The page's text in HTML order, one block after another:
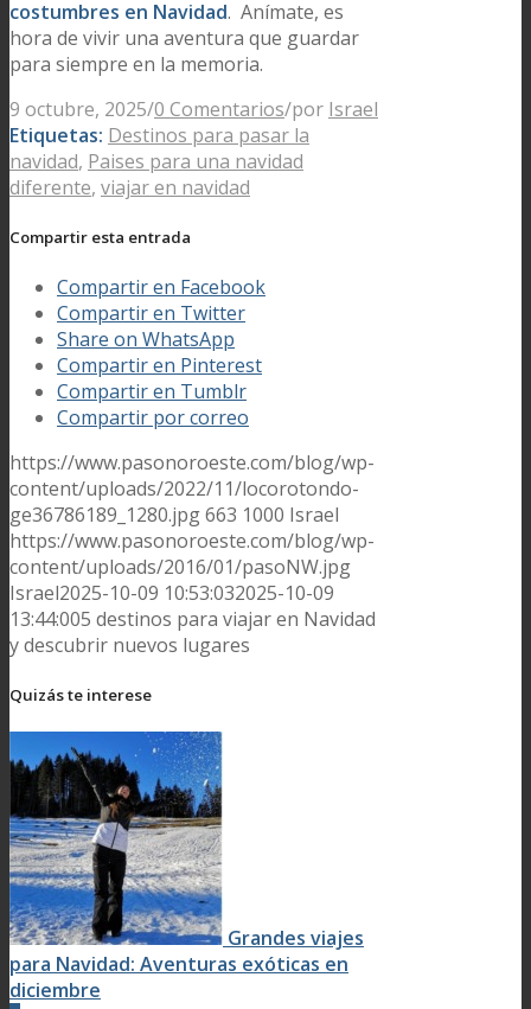
costumbres en Navidad. Anímate, es
hora de vivir una aventura que guardar
para siempre en la memoria.
9 octubre, 2025/0 Comentarios/por Israel
Etiquetas: Destinos para pasar la
navidad, Paises para una navidad
diferente, viajar en navidad
Compartir esta entrada
Compartir en Facebook
Compartir en Twitter
Share on WhatsApp
Compartir en Pinterest
Compartir en Tumblr
Compartir por correo
https://www.pasonoroeste.com/blog/wp-
content/uploads/2022/11/locorotondo-
ge36786189_1280.jpg663 1000 Israel
https://www.pasonoroeste.com/blog/wp-
content/uploads/2016/01/pasoNW.jpg
Israel2025-10-09 10:53:032025-10-09
13:44:005 destinos para viajar en Navidad
y descubrir nuevos lugares
Quizás te interese
Grandes viajes
para Navidad: Aventuras exóticas en
diciembre